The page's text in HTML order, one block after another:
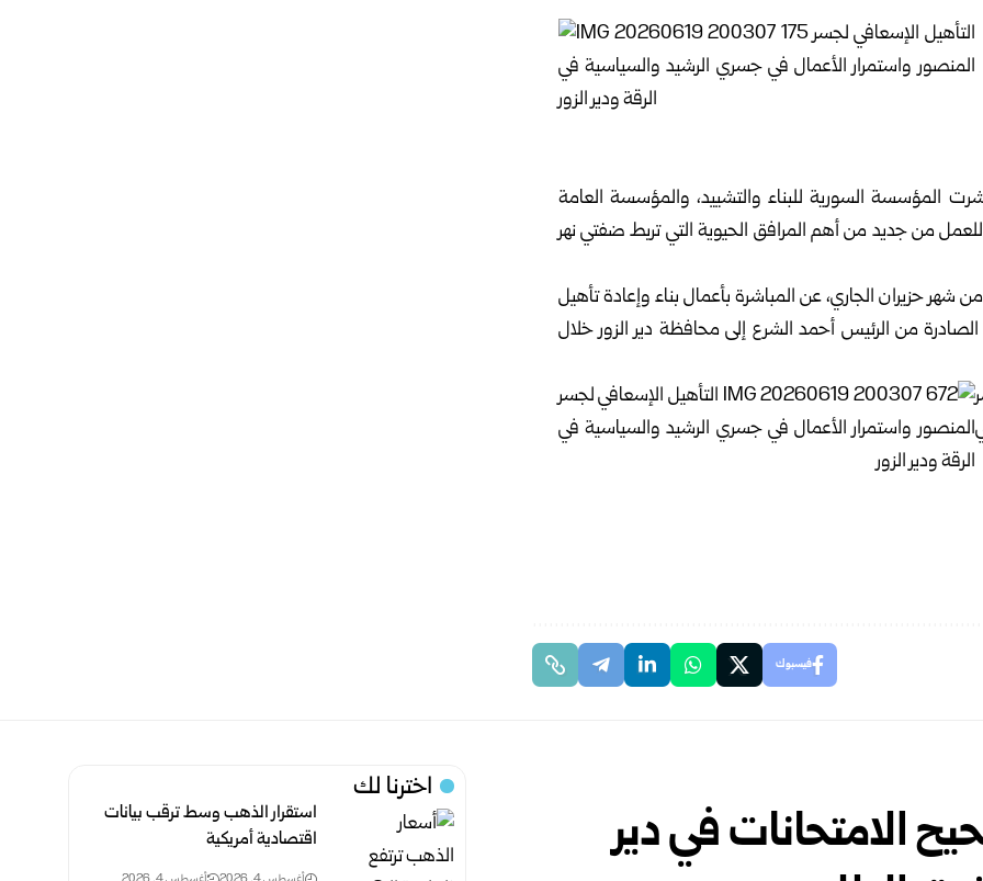
المؤسسة السورية للبناء والتشييد، والمؤسسة العامة
من جديد من أهم المرافق الحيوية التي تربط ضفتي نهر
شهر حزيران الجاري، عن المباشرة بأعمال بناء وإعادة تأهيل
من ‏الرئيس أحمد الشرع إلى محافظة دير الزور خلال
فيسبوك
الامتحانات في دير
اخترنا لك
استقرار الذهب وسط ترقب بيانات
اقتصادية أمريكية